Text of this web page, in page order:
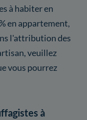
à habiter en
en appartement,
l'attribution des
veuillez
vous pourrez
à